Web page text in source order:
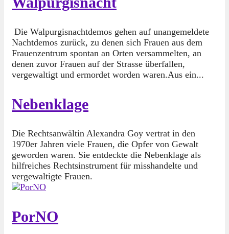
Die Walpurgisnachtdemos gehen auf unangemeldete
Nachtdemos zurück, zu denen sich Frauen aus dem
Frauenzentrum spontan an Orten versammelten, an
denen zuvor Frauen auf der Strasse überfallen,
vergewaltigt und ermordet worden waren.Aus ein...
Nebenklage
Die Rechtsanwältin Alexandra Goy vertrat in den
1970er Jahren viele Frauen, die Opfer von Gewalt
geworden waren. Sie entdeckte die Nebenklage als
hilfreiches Rechtsinstrument für misshandelte und
vergewaltigte Frauen.
PorNO